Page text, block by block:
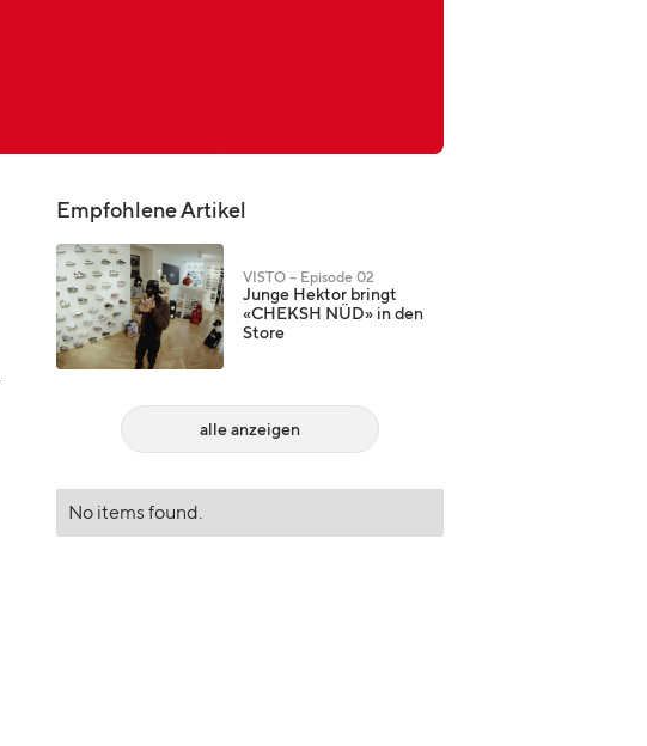
Empfohlene Artikel
VISTO – Episode 02
Junge Hektor bringt
«CHEKSH NÜD» in den
Store
alle anzeigen
No items found.